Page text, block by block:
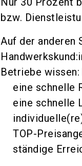
bzw.
Auf der anderen
Betriebe
eine schnelle
eine schnelle
TOP-
ständige